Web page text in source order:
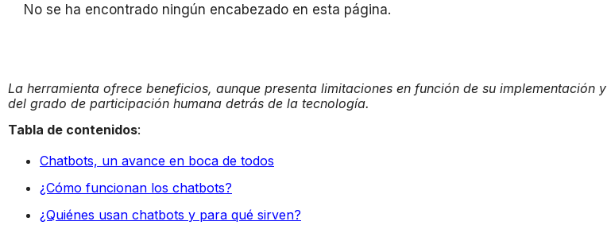
No se ha encontrado ningún encabezado en esta página.
La herramienta ofrece beneficios, aunque presenta limitaciones en función de su implementación y
del grado de participación humana detrás de la tecnología.
Tabla de contenidos:
Chatbots, un avance en boca de todos
¿Cómo funcionan los chatbots?
¿Quiénes usan chatbots y para qué sirven?